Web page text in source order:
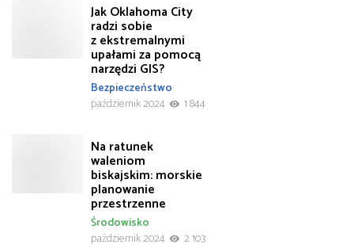
Jak Oklahoma City
radzi sobie
z ekstremalnymi
upałami za pomocą
narzędzi GIS?
Bezpieczeństwo
październik 2024
1 844
Na ratunek
waleniom
biskajskim: morskie
planowanie
przestrzenne
Środowisko
październik 2024
2 103